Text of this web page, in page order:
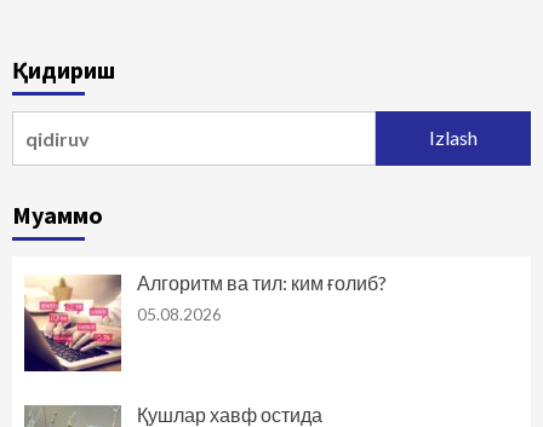
Қидириш
Муаммо
Алгоритм ва тил: ким ғолиб?
05.08.2026
Қушлар хавф остида